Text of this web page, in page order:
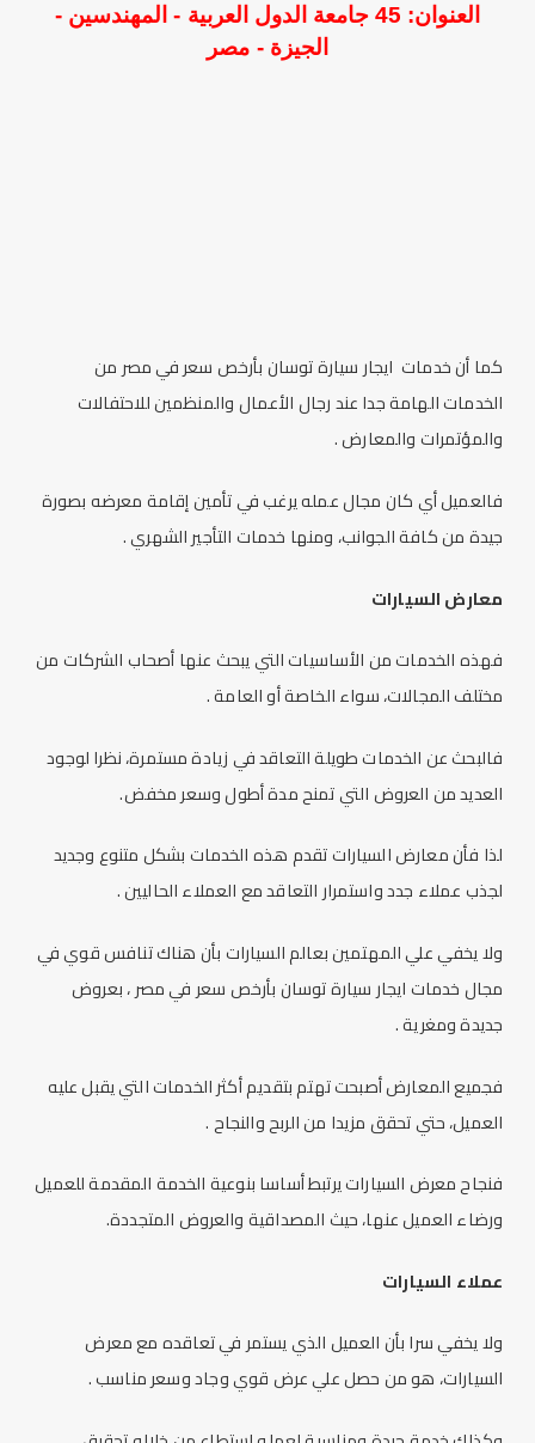
العنوان: 45 جامعة الدول العربية - المهندسين -
الجيزة - مصر
كما أن خدمات ايجار سيارة توسان بأرخص سعرفي مصر من
الخدمات الهامة جدا عند رجال الأعمال والمنظمين للاحتفالات
والمؤتمرات والمعارض .
فالعميل أي كان مجال عمله يرغب في تأمين إقامة معرضه بصورة
جيدة من كافة الجوانب، ومنها خدمات التأجير الشهري .
معارض السيارات
فهذه الخدمات من الأساسيات التي يبحث عنها أصحاب الشركات من
مختلف المجالات، سواء الخاصة أو العامة .
فالبحث عن الخدمات طويلة التعاقد في زيادة مستمرة، نظرا لوجود
العديد من العروض التي تمنح مدة أطول وسعر مخفض.
لذا فأن معارض السيارات تقدم هذه الخدمات بشكل متنوع وجديد
لجذب عملاء جدد واستمرار التعاقد مع العملاء الحاليين .
ولا يخفي علي المهتمين بعالم السيارات بأن هناك تنافس قوي في
مجال خدمات ايجار سيارة توسان بأرخص سعر في مصر ، بعروض
جديدة ومغرية .
فجميع المعارض أصبحت تهتم بتقديم أكثر الخدمات التي يقبل عليه
العميل، حتي تحقق مزيدا من الربح والنجاح .
فنجاح معرض السيارات يرتبط أساسا بنوعية الخدمة المقدمة للعميل
ورضاء العميل عنها، حيث المصداقية والعروض المتجددة.
عملاء السيارات
ولا يخفي سرا بأن العميل الذي يستمر في تعاقده مع معرض
السيارات، هو من حصل علي عرض قوي وجاد وسعر مناسب .